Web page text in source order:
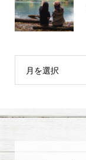
月を選択